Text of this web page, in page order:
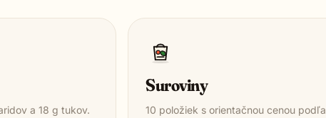
a 18 g tukov.
Suroviny
10 položiek s orientačnou cenou podľa